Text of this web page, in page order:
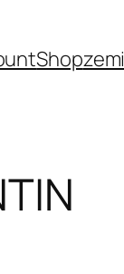
Shopzemi